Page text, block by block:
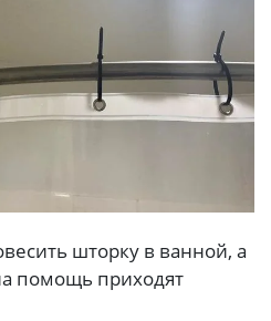
шторку в ванной, а
помощь приходят